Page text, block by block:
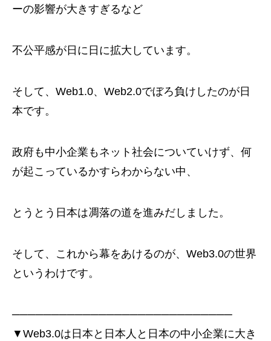
ーの影響が大きすぎるなど
不公平感が日に日に拡大しています。
そして、Web1.0、Web2.0でぼろ負けしたのが日
本です。
政府も中小企業もネット社会についていけず、何
が起こっているかすらわからない中、
とうとう日本は凋落の道を進みだしました。
そして、これから幕をあけるのが、Web3.0の世界
というわけです。
────────────────────────────
▼Web3.0は日本と日本人と日本の中小企業に大き